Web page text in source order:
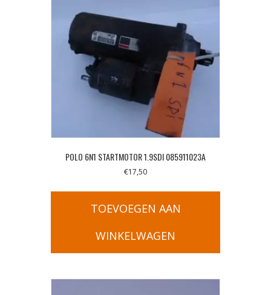
POLO 6N1 STARTMOTOR 1.9SDI 085911023A
€17,50
TOEVOEGEN AAN
WINKELWAGEN